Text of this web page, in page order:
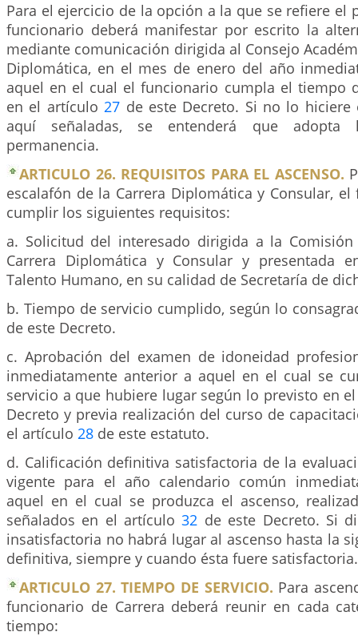
Para el ejercicio de la opción a la que se refiere el
funcionario deberá manifestar por escrito la
mediante comunicación dirigida al Consejo
Diplomática, en el mes de enero del año
aquel en el cual el funcionario cumpla el tiempo
en el artículo27 de este Decreto. Si no lo hiciere
aquí señaladas, se entenderá que adopta
permanencia.
ARTICULO 26. REQUISITOS PARA EL ASCENSO.
escalafón de la Carrera Diplomática y Consular,
cumplir los siguientes requisitos:
a. Solicitud del interesado dirigida a la
Carrera Diplomática y Consular y presentada
Talento Humano, en su calidad de Secretaría de
b. Tiempo de servicio cumplido, según lo
de este Decreto.
c. Aprobación del examen de idoneidad
inmediatamente anterior a aquel en el cual se
servicio a que hubiere lugar según lo previsto en
Decreto y previa realización del curso de
el artículo 28 de este estatuto.
d. Calificación definitiva satisfactoria de la
vigente para el año calendario común
aquel en el cual se produzca el ascenso,
señalados en el artículo32 de este Decreto. Si
insatisfactoria no habrá lugar al ascenso hasta la
definitiva, siempre y cuando ésta fuere satisfactoria.
ARTICULO 27. TIEMPO DE SERVICIO. Para
funcionario de Carrera deberá reunir en cada
tiempo: